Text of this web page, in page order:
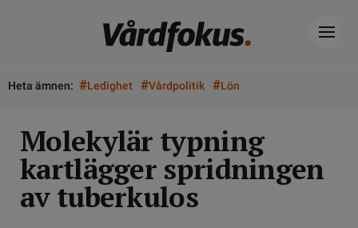
Heta ämnen: #Ledighet #Vårdpolitik #Lön
Molekylär typning
kartlägger spridningen
av tuberkulos